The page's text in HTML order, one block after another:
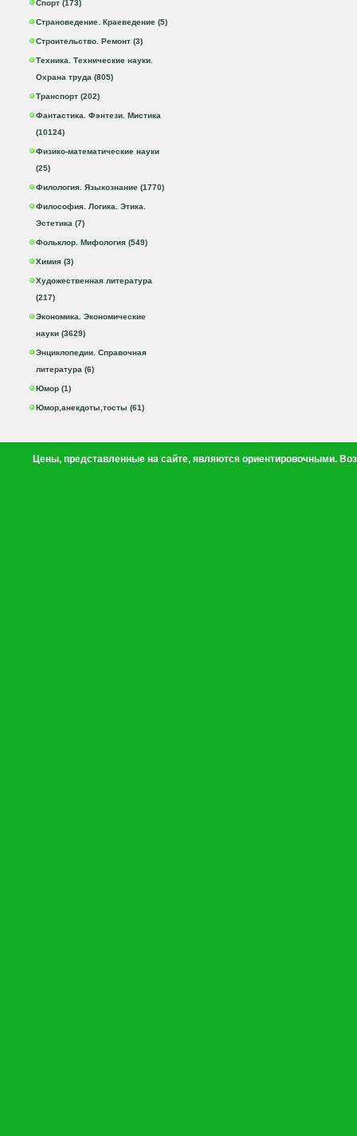
Спорт (173)
Страноведение. Краеведение (5)
Строительство. Ремонт (3)
Техника. Технические науки.
Охрана труда (805)
Транспорт (202)
Фантастика. Фэнтези. Мистика
(10124)
Физико-математические науки
(25)
Филология. Языкознание (1770)
Философия. Логика. Этика.
Эстетика (7)
Фольклор. Мифология (549)
Химия (3)
Художественная литература
(217)
Экономика. Экономические
науки (3629)
Энциклопедии. Справочная
литература (6)
Юмор (1)
Юмор,анекдоты,тосты (61)
Цены, представленные на сайте, являются ориентировочными.